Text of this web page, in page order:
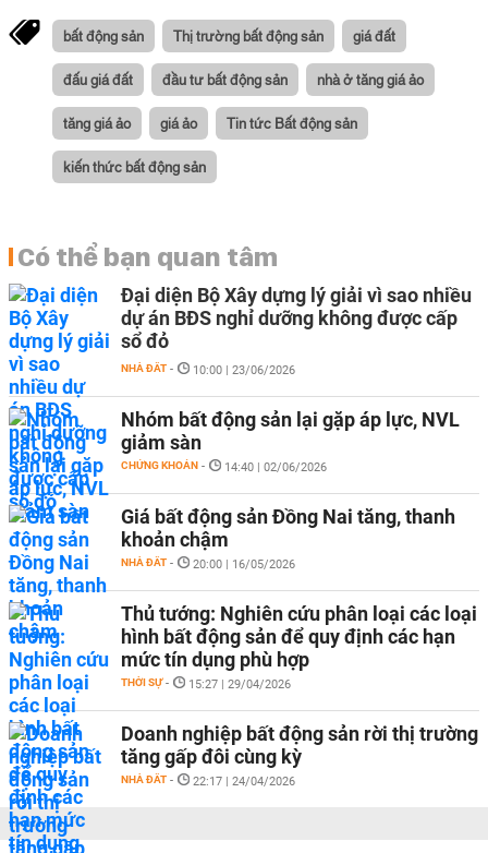
bất động sản Thị trường bất động sản giá đất
đấu giá đất đầu tư bất động sản nhà ở tăng giá ảo
tăng giá ảo giá ảo Tin tức Bất động sản
kiến thức bất động sản
Có thể bạn quan tâm
Đại diện Bộ Xây dựng lý giải vì sao nhiều
dự án BĐS nghỉ dưỡng không được cấp
sổ đỏ
NHÀ ĐẤT - 10:00 | 23/06/2026
Nhóm bất động sản lại gặp áp lực, NVL
giảm sàn
CHỨNG KHOÁN - 14:40 | 02/06/2026
Giá bất động sản Đồng Nai tăng, thanh
khoản chậm
NHÀ ĐẤT - 20:00 | 16/05/2026
Thủ tướng: Nghiên cứu phân loại các loại
hình bất động sản để quy định các hạn
mức tín dụng phù hợp
THỜI SỰ - 15:27 | 29/04/2026
Doanh nghiệp bất động sản rời thị trường
tăng gấp đôi cùng kỳ
NHÀ ĐẤT - 22:17 | 24/04/2026